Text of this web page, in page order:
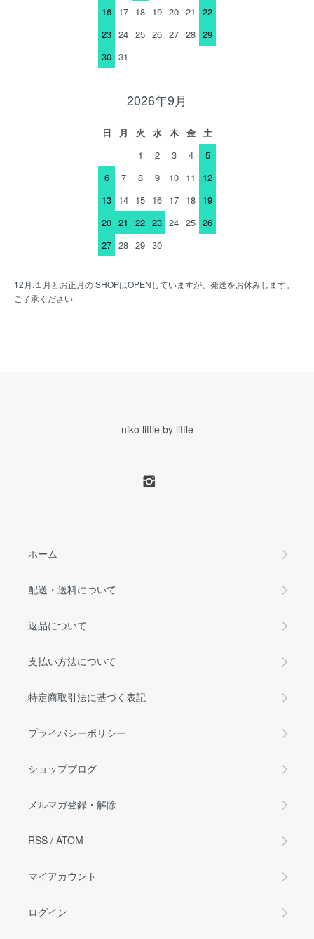
16 17 18 19 20 21
22
23 24 25 26 27 28 29
30 31
2026年9月
日 月 火 水 木 金
土
1
2 3 4
5
6
7 8 9 10 11
12
13 14 15 16 17 18 19
20 21 22 23 24 25 26
27 28 29 30
12月.１月とお正月の SHOPはOPENしていますが、発送をお休みします。
ご了承ください
niko little by little
ホーム
配送・送料について
返品について
支払い方法について
特定商取引法に基づく表記
プライバシーポリシー
ショップブログ
メルマガ登録・解除
RSS / ATOM
マイアカウント
ログイン